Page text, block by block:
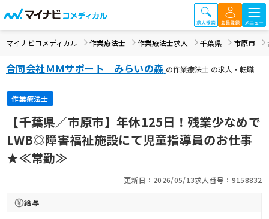
マイナビコメディカル 作業療法士 作業療法士求人 千葉県 市原市
合同会社ＭＭサポート みらいの森 の作業療法士 の求人・転職
作業療法士
【千葉県／市原市】年休125日！残業少なめで
LWB◎障害福祉施設にて児童指導員のお仕事
★≪常勤≫
更新日：2026/05/13求人番号：9158832
給与